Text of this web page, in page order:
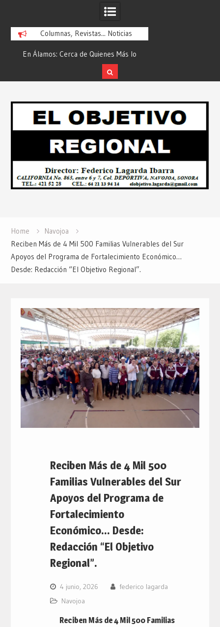
Columnas, Revistas... Noticias
En Álamos: Cerca de Quienes Más lo
Necesitan… Desde: Redacción “El
Objetivo Regional”.
ATTITUDE de
Home
Navojoa
Reciben Más de 4 Mil 500 Familias Vulnerables del Sur
Apoyos del Programa de Fortalecimiento Económico…
Desde: Redacción “El Objetivo Regional”.
Reciben Más de 4 Mil 500
Familias Vulnerables del Sur
Apoyos del Programa de
Fortalecimiento
Económico… Desde:
Redacción “El Objetivo
Regional”.
4 junio, 2026
federico lagarda
Navojoa
Reciben Más de 4 Mil 500 Familias